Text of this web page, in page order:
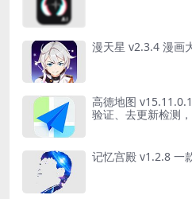
漫天星 v2.3.4 漫画
高德地图
验证、去更新检测
记忆宫殿 v1.2.8 一